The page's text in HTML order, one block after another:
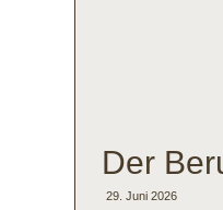
Der
29. Juni 2026